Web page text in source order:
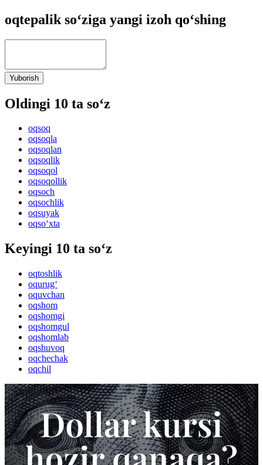
oqtepalik so‘ziga yangi izoh qo‘shing
Yuborish
Oldingi 10 ta so‘z
oqsoq
oqsoqla
oqsoqlan
oqsoqlik
oqsoqol
oqsoqollik
oqsoch
oqsochlik
oqsuyak
oqso‘xta
Keyingi 10 ta so‘z
oqtoshlik
oqurug‘
oquvchan
oqshom
oqshomgi
oqshomgul
oqshomlab
oqshuvoq
oqchechak
oqchil